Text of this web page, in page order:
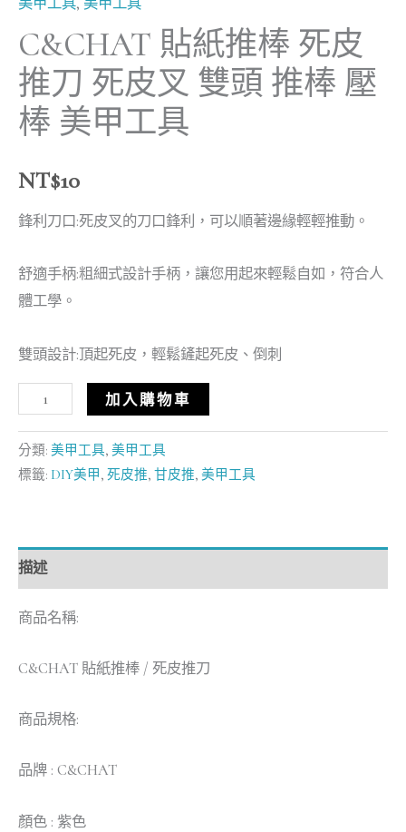
C&CHAT 貼紙推棒 死皮
推刀 死皮叉 雙頭 推棒 壓
棒 美甲工具
NT$10
鋒利刀口:死皮叉的刀口鋒利，可以順著邊緣輕輕推動。
舒適手柄:粗細式設計手柄，讓您用起來輕鬆自如，符合人
體工學。
雙頭設計:頂起死皮，輕鬆鏟起死皮、倒刺
加入購物車
分類: 美甲工具, 美甲工具
標籤: DIY美甲, 死皮推, 甘皮推, 美甲工具
描述
商品名稱:
C&CHAT 貼紙推棒 / 死皮推刀
商品規格:
品牌 : C&CHAT
顏色 : 紫色